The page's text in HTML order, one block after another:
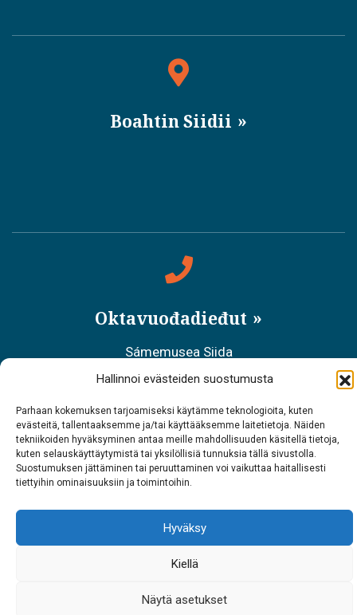
Hallinnoi evästeiden suostumusta
Parhaan kokemuksen tarjoamiseksi käytämme teknologioita, kuten
evästeitä, tallentaaksemme ja/tai käyttääksemme laitetietoja. Näiden
tekniikoiden hyväksyminen antaa meille mahdollisuuden käsitellä tietoja,
kuten selauskäyttäytymistä tai yksilöllisiä tunnuksia tällä sivustolla.
Suostumuksen jättäminen tai peruuttaminen voi vaikuttaa haitallisesti
tiettyihin ominaisuuksiin ja toimintoihin.
Hyväksy
Kiellä
Näytä asetukset
Boahtin Siidii
Oktavuođadieđut
Sámemusea Siida
Tel. 0400 898 212
Meahciráđđehusa áššehasbálvalanbáiki
Tel. 0206 39 7740
Restoráŋŋa Sarrit